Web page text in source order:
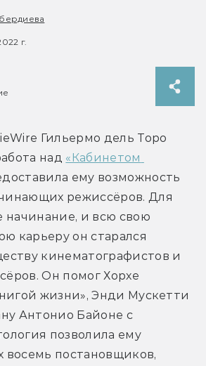
г.
над «Кабинетом
ему возможность
режиссёров. Для
начинание, и всю свою
карьеру он старался
кинематографистов и
Он помог Хорхе
жизни», Энди Мускетти
Антонио Байоне с
позволила ему
восемь постановщиков,